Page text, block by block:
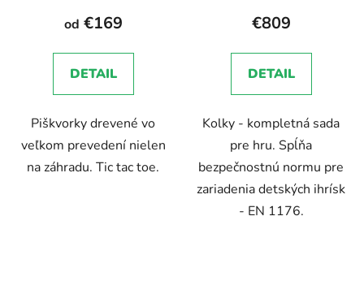
od €169
DETAIL
Piškvorky drevené vo
veľkom prevedení nielen
na záhradu. Tic tac toe.
€809
DETAIL
Kolky - kompletná sada
pre hru. Spĺňa
bezpečnostnú normu pre
zariadenia detských ihrísk
- EN 1176.